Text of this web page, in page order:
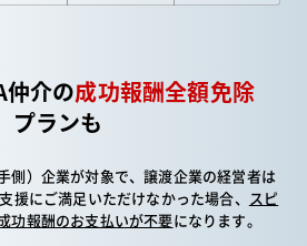
介の成功報酬全額免除
プランも
側）企業が対象で、譲渡企業の経営者は
援にご満足いただけなかった場合、
スピ
功報酬のお支払いが不要になります。